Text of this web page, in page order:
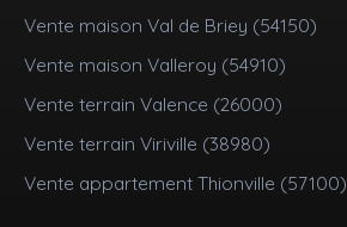
Vente maison Val de Briey (54150)
Vente maison Valleroy (54910)
Vente terrain Valence (26000)
Vente terrain Viriville (38980)
Vente appartement Thionville (57100)